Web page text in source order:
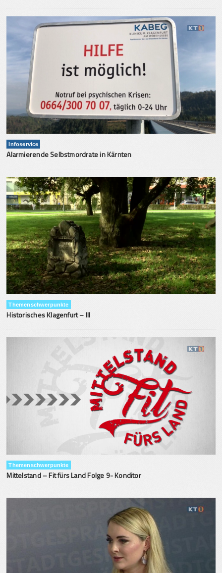
Infoservice
Alarmierende Selbstmordrate in Kärnten
Themenschwerpunkte
Historisches Klagenfurt – III
Themenschwerpunkte
Mittelstand – Fit fürs Land Folge 9- Konditor